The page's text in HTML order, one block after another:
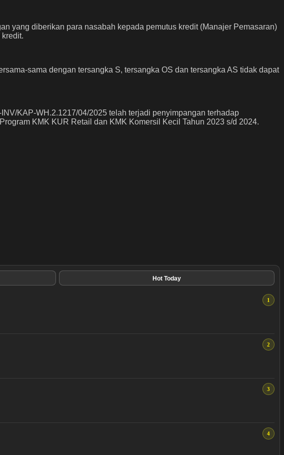
yang diberikan para nasabah kepada pemutus kredit (Manajer Pemasaran)
sama dengan tersangka S, tersangka OS dan tersangka AS tidak dapat
KAP-WH.2.1217/04/2025 telah terjadi penyimpangan terhadap
Program KMK KUR Retail dan KMK Komersil Kecil Tahun 2023 s/d 2024.
Hot Today